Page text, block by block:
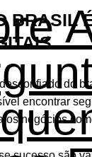
BRASIL
do
encontrar
os negócios